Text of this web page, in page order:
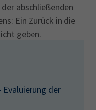
abschließenden
Ein Zurück in die
geben.
Evaluierung der